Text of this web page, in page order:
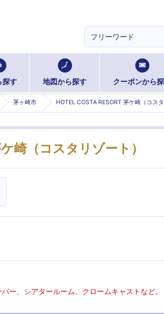
探す 地図から探す クーポンから
茅ヶ崎市
崎（コスタリゾート）
ー、シアタールーム、クロームキャストなど。